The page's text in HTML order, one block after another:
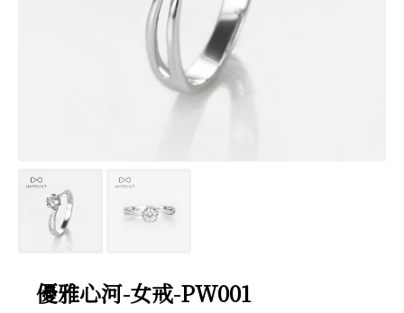
優雅心河-女戒-PW001